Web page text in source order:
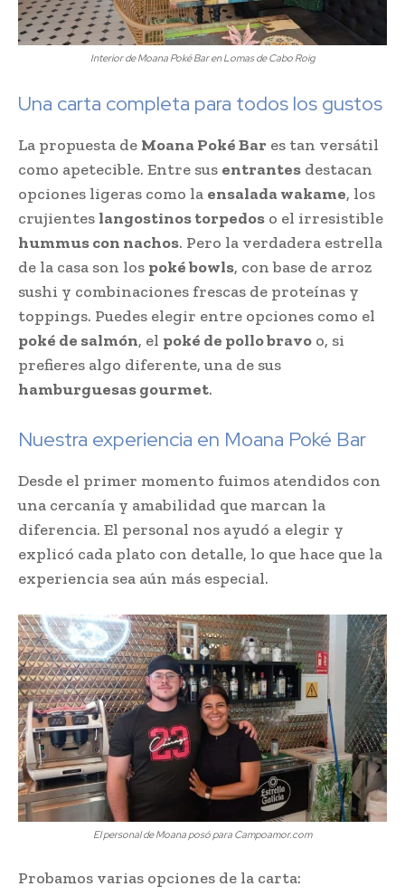
Interior de Moana Poké Bar en Lomas de Cabo Roig
Una carta completa para todos los gustos
La propuesta de Moana Poké Bar es tan versátil
como apetecible. Entre sus entrantes destacan
opciones ligeras como la ensalada wakame, los
crujientes langostinos torpedos o el irresistible
hummus con nachos. Pero la verdadera estrella
de la casa son los poké bowls, con base de arroz
sushi y combinaciones frescas de proteínas y
toppings. Puedes elegir entre opciones como el
poké de salmón, el poké de pollo bravo o, si
prefieres algo diferente, una de sus
hamburguesas gourmet.
Nuestra experiencia en Moana Poké Bar
Desde el primer momento fuimos atendidos con
una cercanía y amabilidad que marcan la
diferencia. El personal nos ayudó a elegir y
explicó cada plato con detalle, lo que hace que la
experiencia sea aún más especial.
El personal de Moana posó para Campoamor.com
Probamos varias opciones de la carta: